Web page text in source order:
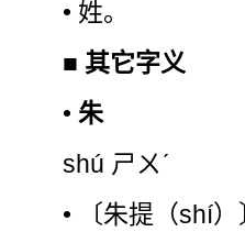
• 姓。
■ 其它字义
•朱
shú ㄕㄨˊ
• 〔朱提（shí